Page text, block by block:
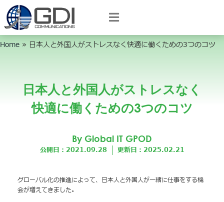
Home » 日本人と外国人がストレスなく快適に働くための3つのコツ
日本人と外国人がストレスなく
快適に働くための3つのコツ
By Global IT GPOD
公開日：2021.09.28 更新日：2025.02.21
グローバル化の推進によって、日本人と外国人が一緒に仕事をする機
会が増えてきました。